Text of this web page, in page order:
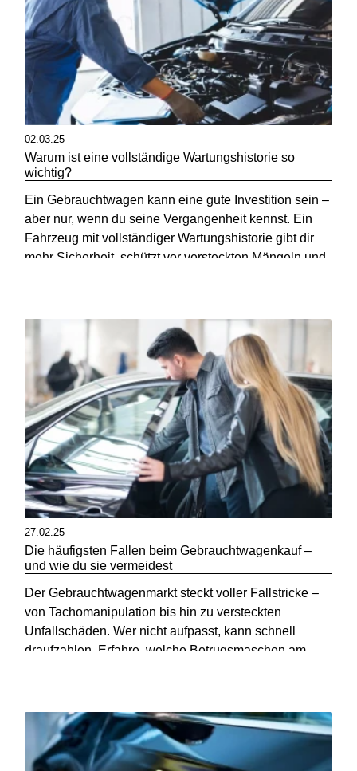
02.03.25
Warum ist eine vollständige Wartungshistorie so
wichtig?
Ein Gebrauchtwagen kann eine gute Investition sein –
aber nur, wenn du seine Vergangenheit kennst. Ein
Fahrzeug mit vollständiger Wartungshistorie gibt dir
mehr Sicherheit, schützt vor versteckten Mängeln und
27.02.25
Die häufigsten Fallen beim Gebrauchtwagenkauf –
und wie du sie vermeidest
Der Gebrauchtwagenmarkt steckt voller Fallstricke –
von Tachomanipulation bis hin zu versteckten
Unfallschäden. Wer nicht aufpasst, kann schnell
draufzahlen. Erfahre, welche Betrugsmaschen am